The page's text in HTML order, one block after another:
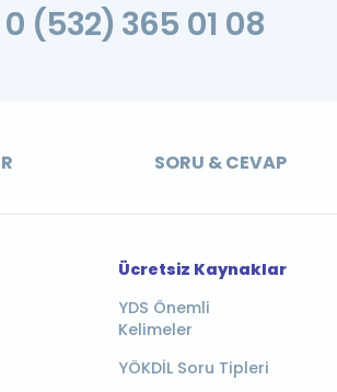
0 (532) 365 01 08
SORU & CEVAP
Ücretsiz Kaynaklar
YDS Önemli
Kelimeler
YÖKDİL Soru Tipleri